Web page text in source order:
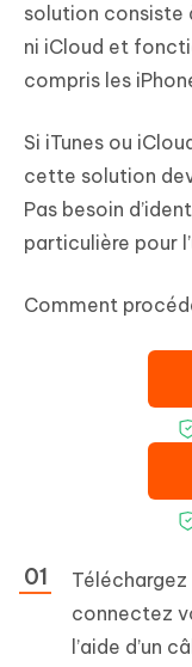
solution consiste
ni iCloud et
compris les
Si iTunes ou
cette solution
Pas besoin
particulière pour
Comment
connectez
l’aide d’un